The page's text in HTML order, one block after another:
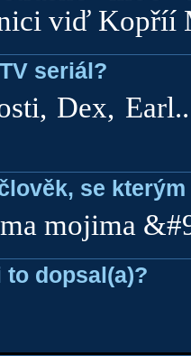
viď Kopříí
seriál?
Dex,
se
mojima
dopsal(a)?